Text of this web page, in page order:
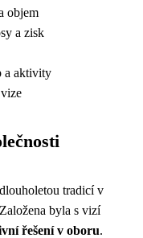
objem
a zisk
a aktivity
tradicí v
byla s vizí
řešení v oboru.